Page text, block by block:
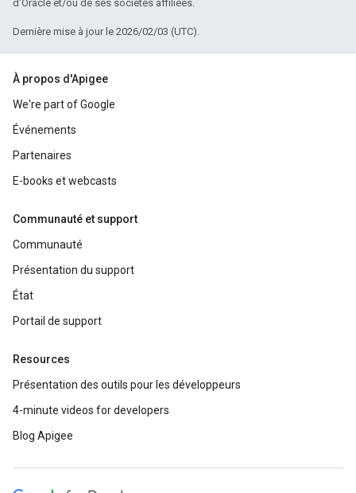
d'Oracle et/ou de ses sociétés affiliées.
Dernière mise à jour le 2026/02/03 (UTC).
À propos d'Apigee
We're part of Google
Événements
Partenaires
E-books et webcasts
Communauté et support
Communauté
Présentation du support
État
Portail de support
Resources
Présentation des outils pour les développeurs
4-minute videos for developers
Blog Apigee